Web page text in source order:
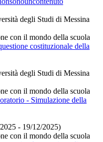
degli Studi di Messina
con il mondo della scuola
costituzionale della
degli Studi di Messina
con il mondo della scuola
- Simulazione della
- 19/12/2025)
con il mondo della scuola